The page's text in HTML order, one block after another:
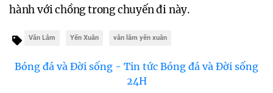
hành với chồng trong chuyến đi này.
Văn Lâm Yến Xuân văn lâm yến xuân
Bóng đá và Đời sống - Tin tức Bóng đá và Đời sống
24H